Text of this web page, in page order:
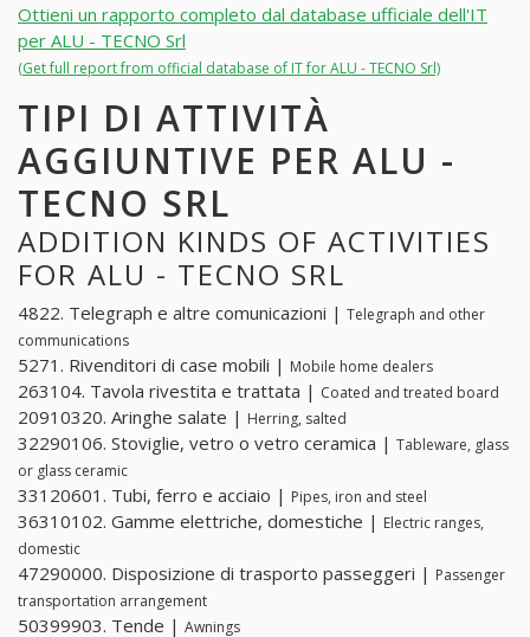
Ottieni un rapporto completo dal database ufficiale dell'IT
per ALU - TECNO Srl
(Get full report from official database of IT for ALU - TECNO Srl)
TIPI DI ATTIVITÀ
AGGIUNTIVE PER ALU -
TECNO SRL
ADDITION KINDS OF ACTIVITIES
FOR ALU - TECNO SRL
4822. Telegraph e altre comunicazioni | Telegraph and other
communications
5271. Rivenditori di case mobili | Mobile home dealers
263104. Tavola rivestita e trattata | Coated and treated board
20910320. Aringhe salate | Herring, salted
32290106. Stoviglie, vetro o vetro ceramica | Tableware, glass
or glass ceramic
33120601. Tubi, ferro e acciaio | Pipes, iron and steel
36310102. Gamme elettriche, domestiche | Electric ranges,
domestic
47290000. Disposizione di trasporto passeggeri | Passenger
transportation arrangement
50399903. Tende | Awnings